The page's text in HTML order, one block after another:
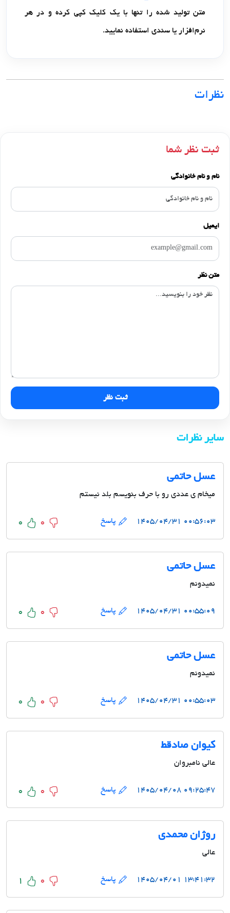
متن تولید شده را تنها با یک کلیک کپی کرده و در هر
نرم‌افزار یا سندی استفاده نمایید.
نظرات
ثبت نظر شما
نام و نام خانوادگی
ایمیل
متن نظر
ثبت نظر
سایر نظرات
عسل حاتمی
میخام ی عددی رو با حرف بنویسم بلد نیستم
۰۰:۵۶:۰۳ ۱۴۰۵/۰۴/۳۱ پاسخ 0 0
عسل حاتمی
نمیدونم
۰۰:۵۵:۰۹ ۱۴۰۵/۰۴/۳۱ پاسخ 0 0
عسل حاتمی
نمیدونم
۰۰:۵۵:۰۳ ۱۴۰۵/۰۴/۳۱ پاسخ 0 0
کیوان صادقط
عالی نامبروان
۰۹:۲۵:۴۷ ۱۴۰۵/۰۴/۰۸ پاسخ 0 0
روژان محمدی
عالی
۱۳:۴۱:۳۲ ۱۴۰۵/۰۴/۰۱ پاسخ 1 0